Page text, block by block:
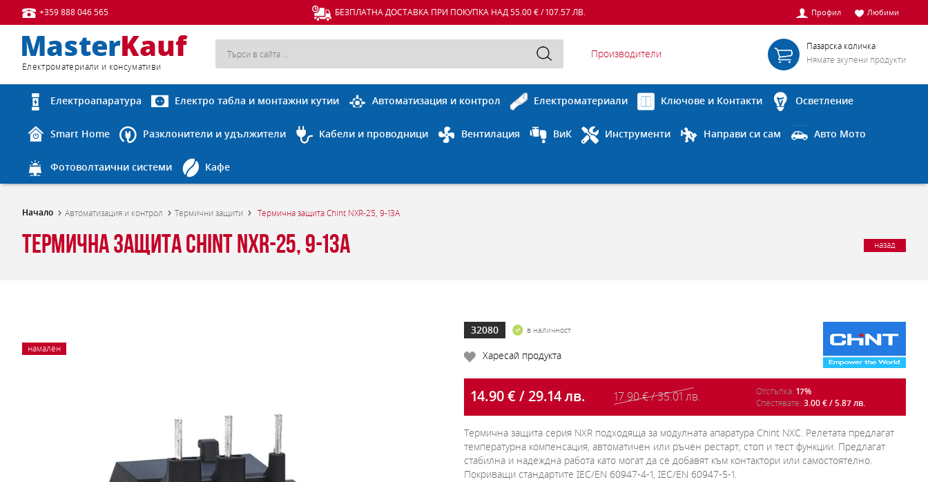
+359 888 046 565 Профил Любими
БЕЗПЛАТНА ДОСТАВКА ПРИ ПОКУПКА НАД 55.00 € / 107.57 ЛВ.
Eлектроматериали и консумативи
Пазарска количка
Нямате зкупени продукти
Производители
Електроапаратура Електро табла и монтажни кутии Автоматизация и контрол Електроматериали Ключове и Контакти Осветление
Smart Home Разклонители и удължители Кабели и проводници Вентилация ВиК Инструменти Направи си сам Авто Мото
Фотоволтаични системи Кафе
Начало Автоматизация и контрол Термични защити Термична защита Chint NXR-25, 9-13A
Термична защита Chint NXR-25, 9-13A назад
намален
32080 в наличност
Харесай продукта
14.90 € / 29.14 лв. 17.90 € / 35.01 лв. Отстъпка:17%
Спестявате:3.00 € / 5.87 лв.
Термична защита серия NXR подходяща за модулната апаратура Chint NXC. Релетата предлагат
температурна компенсация, автоматичен или ръчен рестарт, стоп и тест функции. Предлагат
стабилна и надеждна работа като могат да се добавят към контактори или самостоятелно.
Покриващи стандартите IEC/EN 60947-4-1, IEC/EN 60947-5-1.